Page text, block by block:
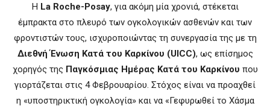
Η La Roche-Posay, για ακόμη μία χρονιά, στέκεται
έμπρακτα στο πλευρό των ογκολογικών ασθενών και των
φροντιστών τους, ισχυροποιώντας τη συνεργασία της με τη
Διεθνή Ένωση Κατά του Καρκίνου (UICC), ως επίσημος
χορηγός της Παγκόσμιας Ημέρας Κατά του Καρκίνου που
γιορτάζεται στις 4 Φεβρουαρίου. Στόχος είναι να προαχθεί
η «υποστηρικτική ογκολογία» και να «Γεφυρωθεί το Χάσμα